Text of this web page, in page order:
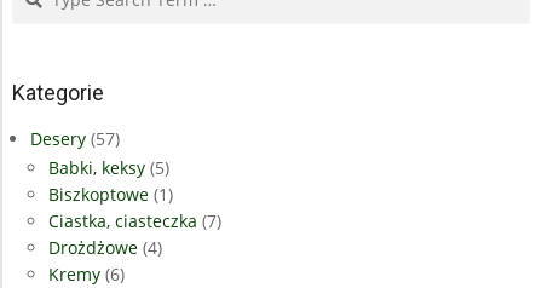
Kategorie
Desery (57)
Babki, keksy (5)
Biszkoptowe (1)
Ciastka, ciasteczka (7)
Drożdżowe (4)
Kremy (6)